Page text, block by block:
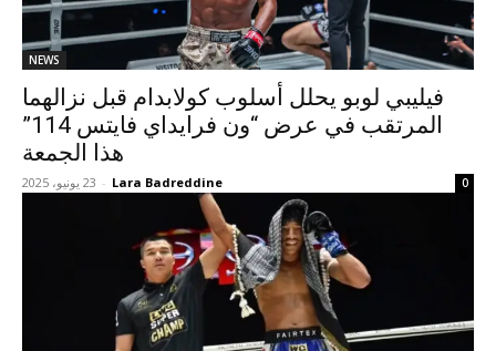
NEWS
فيليبي لوبو يحلل أسلوب كولابدام قبل نزالهما
المرتقب في عرض “ون فرايداي فايتس 114”
هذا الجمعة
Lara Badreddine
- 23 يونيو، 2025 0